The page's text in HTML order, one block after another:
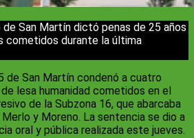
de San Martín dictó penas de 25 años
cometidos durante la última
de San Martín condenó a cuatro
lesa humanidad cometidos en el
de la Subzona 16, que abarcaba
y Moreno. La sentencia se dio a
oral y pública realizada este jueves.